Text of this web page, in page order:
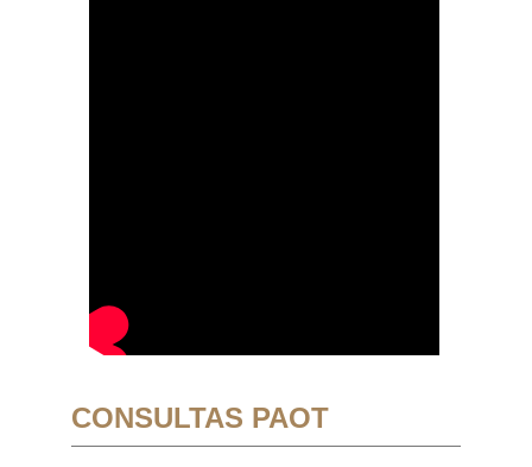
CONSULTAS PAOT